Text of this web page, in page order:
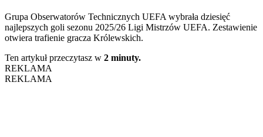
Grupa Obserwatorów Technicznych UEFA wybrała dziesięć
najlepszych goli sezonu 2025/26 Ligi Mistrzów UEFA. Zestawienie
otwiera trafienie gracza Królewskich.
Ten artykuł przeczytasz w 2 minuty.
REKLAMA
REKLAMA